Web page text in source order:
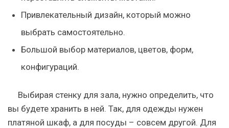
Привлекательный дизайн, который можно
выбрать самостоятельно.
Большой выбор материалов, цветов, форм,
конфигураций.
Выбирая стенку для зала, нужно определить, что
вы будете хранить в ней. Так, для одежды нужен
платяной шкаф, а для посуды – совсем другой. Для